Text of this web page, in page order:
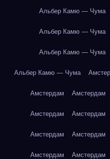
Альбер Камю — Чума
Альбер Камю — Чума
Альбер Камю — Чума
Альбер Камю — Чума
Амстердам Амстердам
Амстердам Амстердам
Амстердам Амстердам
Амстердам Амстердам